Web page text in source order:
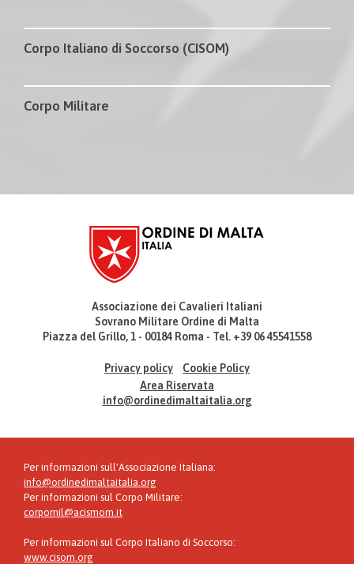
Corpo Italiano di Soccorso (CISOM)
Corpo Militare
Associazione dei Cavalieri Italiani
Sovrano Militare Ordine di Malta
Piazza del Grillo, 1 - 00184 Roma - Tel. +39 06 45541558
Privacy policy
Cookie Policy
Area Riservata
info@ordinedimaltaitalia.org
Per informazioni sull'Associazione Italiana:
info@ordinedimaltaitalia.org
Per informazioni sul Corpo Militare:
corpomil@acismom.it
Per informazioni sul Corpo Italiano di Soccorso:
www.cisom.org